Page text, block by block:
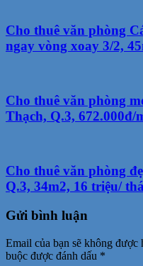
Cho thuê văn phòng
ngay vòng xoay 3/2,
Cho thuê văn phòng
Thạch, Q.3, 672.000đ/
Cho thuê văn phòng
Q.3, 34m2, 16 triệu/
Gửi bình luận
Email của bạn sẽ không được
buộc được đánh dấu *